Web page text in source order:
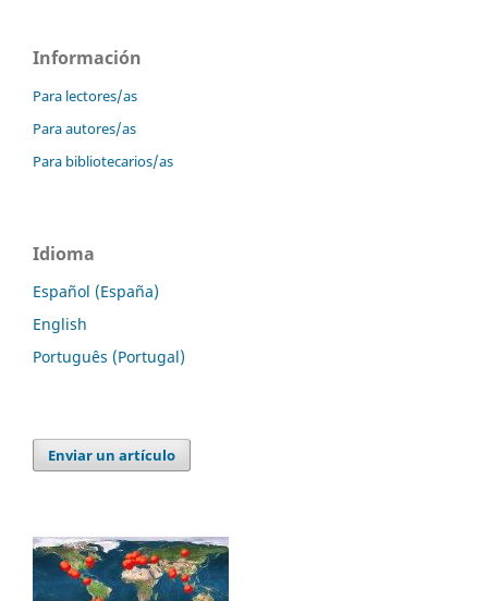
Información
Para lectores/as
Para autores/as
Para bibliotecarios/as
Idioma
Español (España)
English
Português (Portugal)
Enviar un artículo